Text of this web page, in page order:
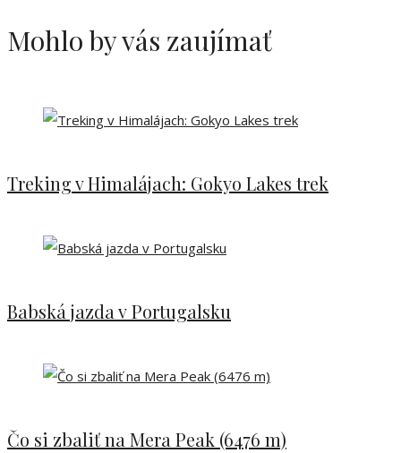
Mohlo by vás zaujímať
Treking v Himalájach: Gokyo Lakes trek
Babská jazda v Portugalsku
Čo si zbaliť na Mera Peak (6476 m)